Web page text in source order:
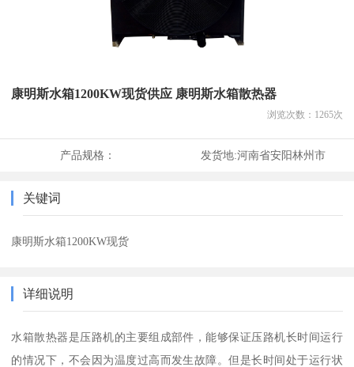
康明斯水箱1200KW现货供应 康明斯水箱散热器
浏览次数： 1265次
产品规格： 发货地:河南省安阳林州市
关键词
康明斯水箱1200KW现货
详细说明
水箱散热器是压路机的主要组成部件，能够保证压路机长时间运行
的情况下，不会因为温度过高而发生故障。但是长时间处于运行状